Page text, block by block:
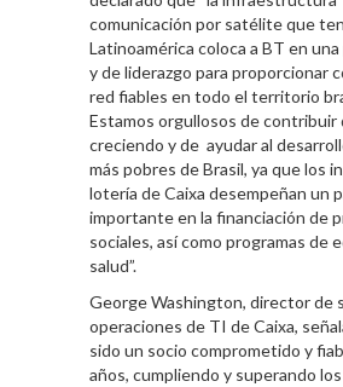
comunicación por satélite que
Latinoamérica coloca a BT en
y de liderazgo para proporcionar
red fiables en todo el territorio
Estamos orgullosos de contribuir
creciendo y de ayudar al
más pobres de Brasil, ya que los
lotería de Caixa desempeñan un
importante en la financiación de
sociales, así como programas de
salud”.
George Washington, director de
operaciones de TI de Caixa,
sido un socio comprometido y
años, cumpliendo y superando